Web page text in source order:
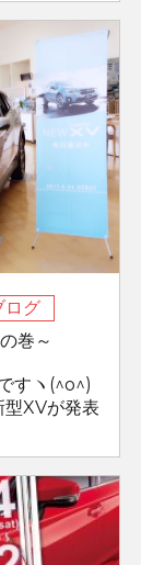
ログ
巻～
すヽ(^o^)
型XVが発表